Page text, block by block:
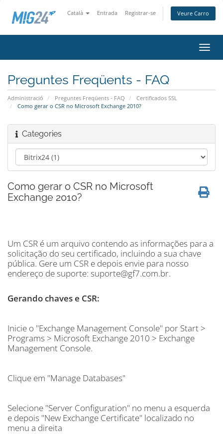
Català Entrada Registrar-se Veure Carro
la
Preguntes Freqüents - FAQ
Administració Preguntes Freqüents - FAQ
Certificados SSL
Como gerar o CSR no Microsoft Exchange 2010?
Categories
Como gerar o CSR no Microsoft
Exchange 2010?
Um CSR é um arquivo contendo as informações para a
solicitação do seu certificado, incluindo a sua chave
pública. Gere um CSR e depois envie para nosso
endereço de suporte: suporte@gf7.com.br.
Gerando chaves e CSR:
Inicie o "Exchange Management Console" por Start >
Programs > Microsoft Exchange 2010 > Exchange
Management Console.
Clique em "Manage Databases"
Selecione "Server Configuration" no menu a esquerda
e depois "New Exchange Certificate" localizado no
menu a direita